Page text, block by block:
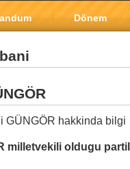
Dönem
GÜNGÖR hakkinda bilgi
milletvekili oldugu